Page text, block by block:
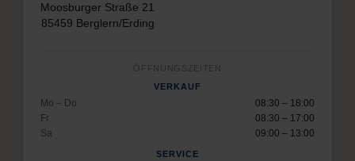
Moosburger Straße 21
85459 Berglern/Erding
ÖFFNUNGSZEITEN
VERKAUF
Mo – Do
08:30 – 18:00
Fr
08:30 – 17:00
Sa
09:00 – 13:00
SERVICE